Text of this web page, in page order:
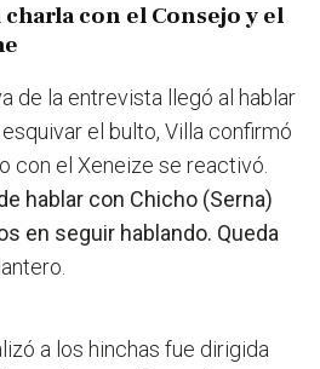
charla con el Consejo y el
de la entrevista llegó al hablar
el bulto, Villa confirmó
con el Xeneize se reactivó.
hablar con Chicho (Serna)
en seguir hablando. Queda
a los hinchas fue dirigida